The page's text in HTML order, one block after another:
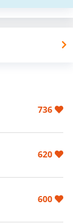
736
620
600